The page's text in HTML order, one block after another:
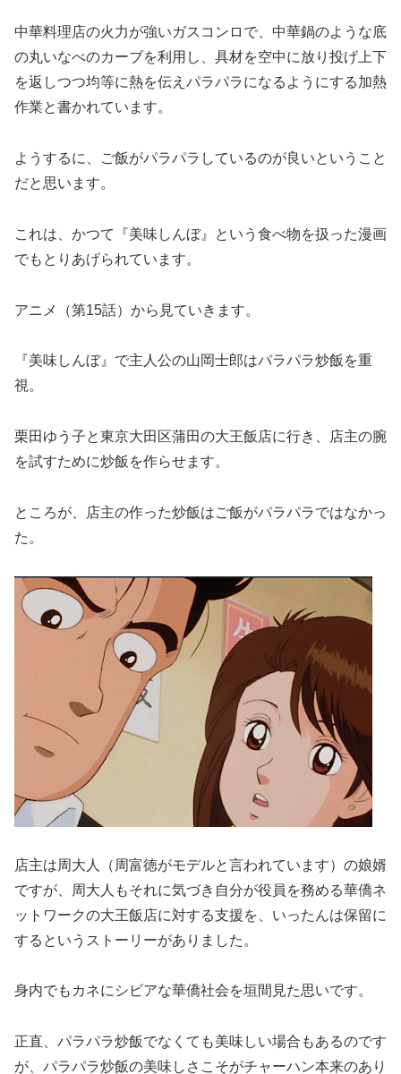
中華料理店の火力が強いガスコンロで、中華鍋のような底
の丸いなべのカーブを利用し、具材を空中に放り投げ上下
を返しつつ均等に熱を伝えパラパラになるようにする加熱
作業と書かれています。
ようするに、ご飯がパラパラしているのが良いということ
だと思います。
これは、かつて『美味しんぼ』という食べ物を扱った漫画
でもとりあげられています。
アニメ（第15話）から見ていきます。
『美味しんぼ』で主人公の山岡士郎はパラパラ炒飯を重
視。
栗田ゆう子と東京大田区蒲田の大王飯店に行き、店主の腕
を試すために炒飯を作らせます。
ところが、店主の作った炒飯はご飯がパラパラではなかっ
た。
店主は周大人（周富徳がモデルと言われています）の娘婿
ですが、周大人もそれに気づき自分が役員を務める華僑ネ
ットワークの大王飯店に対する支援を、いったんは保留に
するというストーリーがありました。
身内でもカネにシビアな華僑社会を垣間見た思いです。
正直、パラパラ炒飯でなくても美味しい場合もあるのです
が、パラパラ炒飯の美味しさこそがチャーハン本来のあり